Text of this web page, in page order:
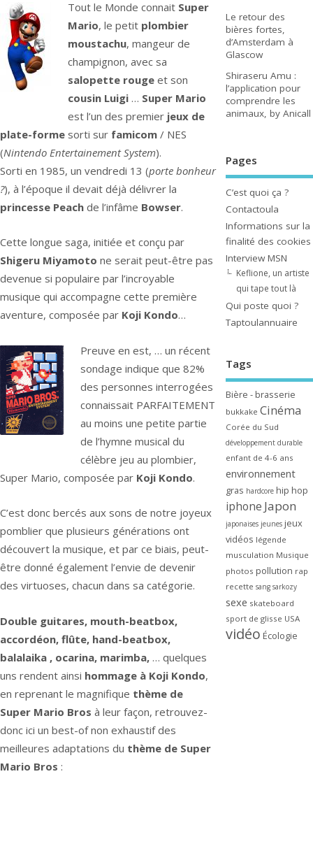
Tout le Monde connait Super
Mario, le petit plombier
moustachu, mangeur de
champignon, avec sa
salopette rouge et son
cousin Luigi … Super Mario
est l’un des premier jeux de
plate-forme sorti sur famicom / NES
(Nintendo Entertainement System).
Sorti en 1985, un vendredi 13 (porte bonheur
?), à l’époque il devait déjà délivrer la
princesse Peach de l’infâme Bowser.
Cette longue saga, initiée et conçu par
Shigeru Miyamoto ne serait peut-être pas
devenue si populaire par l’incroyable
musique qui accompagne cette première
aventure, composée par Koji Kondo…
Preuve en est, … un récent
sondage indique que 82%
des personnes interrogées
connaissait PARFAITEMENT
au moins une petite partie
de l’hymne musical du
célèbre jeu au plombier,
Super Mario, composée par Koji Kondo.
C’est donc bercés aux sons de notre joyeux
pomblier que plusieurs générations ont
découvert la musique, et par ce biais, peut-
être donné également l’envie de devenir
des virtuoses, chacun dans sa catégorie.
Double guitares, mouth-beatbox,
accordéon, flûte, hand-beatbox,
balalaika , ocarina, marimba, … quelques
uns rendent ainsi hommage à Koji Kondo,
en reprenant le magnifique thème de
Super Mario Bros à leur façon, retrouvez-
donc ici un best-of non exhaustif des
meilleures adaptations du thème de Super
Mario Bros :
Le retour des
bières fortes,
d’Amsterdam à
Glascow
Shiraseru Amu :
l’application pour
comprendre les
animaux, by Anicall
Pages
C’est quoi ça ?
Contactoula
Informations sur la
finalité des cookies
Interview MSN
Keflione, un artiste
qui tape tout là
Qui poste quoi ?
Taptoulannuaire
Tags
Bière - brasserie
bukkake Cinéma
Corée du Sud
développement durable
enfant de 4-6 ans
environnement
gras hardcore hip hop
iphone Japon
japonaises jeunes jeux
vidéos légende
musculation Musique
photos pollution rap
recette sang sarkozy
sexe skateboard
sport de glisse USA
vidéo Écologie